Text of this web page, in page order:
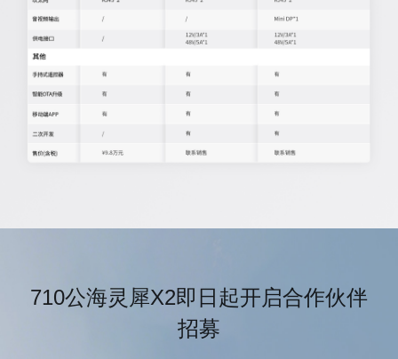
710公海灵犀X2即日起开启合作伙伴
招募